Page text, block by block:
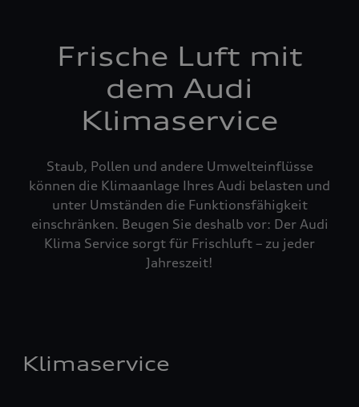
Frische Luft mit
dem Audi
Klimaservice
Staub, Pollen und andere Umwelteinflüsse
können die Klimaanlage Ihres Audi belasten und
unter Umständen die Funktionsfähigkeit
einschränken. Beugen Sie deshalb vor: Der Audi
Klima Service sorgt für Frischluft – zu jeder
Jahreszeit!
Klimaservice